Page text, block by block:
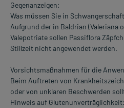
Gegenanzeigen:
Was müssen Sie in
Aufgrund der in Baldrian (Valeriana
Valepotriate sollen Passiflora
Stillzeit nicht angewendet werden.
Vorsichtsmaßnahmen für die
Beim Auftreten von
oder von unklaren Beschwerden
Hinweis auf